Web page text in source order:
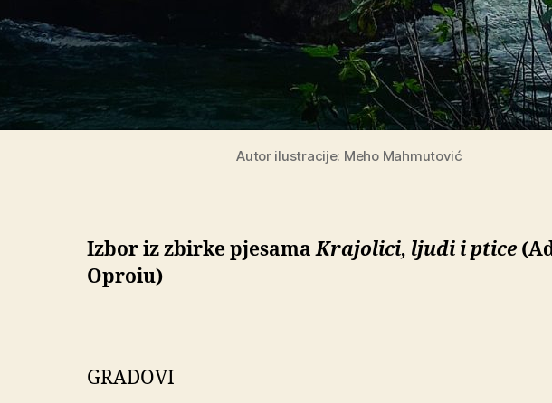
Autor ilustracije: Meho Mahmutović
Izbor iz zbirke pjesamaKrajolici, ljudi i ptice
Oproiu)
GRADOVI